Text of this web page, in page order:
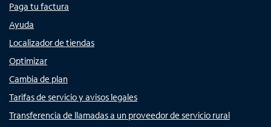
Paga tu factura
Ayuda
Localizador de tiendas
Optimizar
Cambia de plan
Tarifas de servicio y avisos legales
Transferencia de llamadas a un proveedor de servicio rural